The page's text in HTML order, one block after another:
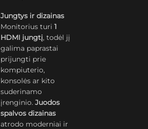
Jungtys ir dizainas
Monitorius turi1
HDMI jungtį, todėl jį
galima paprastai
prijungti prie
kompiuterio,
konsolės ar kito
suderinamo
įrenginio.Juodos
spalvos dizainas
atrodo moderniai ir